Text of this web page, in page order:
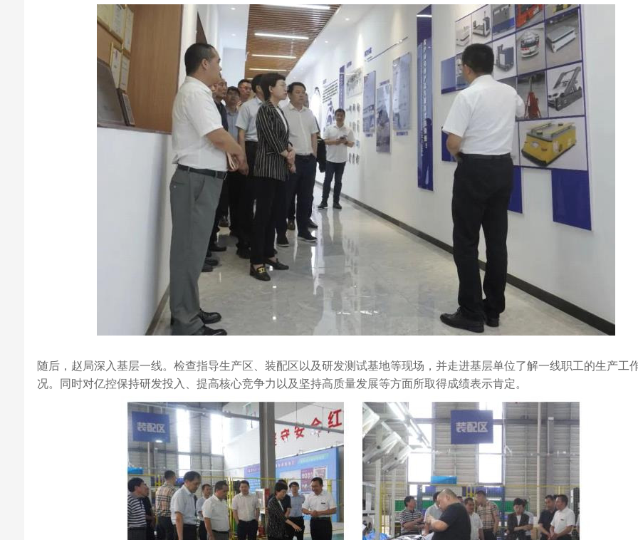
随后，赵局深入基层一线。检查指导生产区、装配区以及研发测试基地等现场，并走进基层单位了解一线职工的生产工
况。同时对亿控保持研发投入、提高核心竞争力以及坚持高质量发展等方面所取得成绩表示肯定。